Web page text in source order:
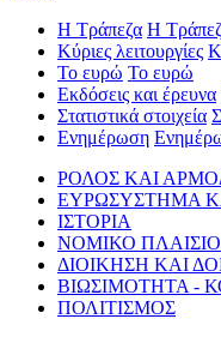
Η Τράπεζα Η
Κύριες λειτουργίες
Το ευρώ Το ευρώ
Εκδόσεις και έρευνα
Στατιστικά στοιχεία
Ενημέρωση
ΡΟΛΟΣ ΚΑΙ
ΕΥΡΩΣΥΣΤΗΜΑ
ΙΣΤΟΡΙΑ
ΝΟΜΙΚΟ ΠΛΑΙΣΙΟ
ΔΙΟΙΚΗΣΗ ΚΑΙ
ΒΙΩΣΙΜΟΤΗΤΑ -
ΠΟΛΙΤΙΣΜΟΣ